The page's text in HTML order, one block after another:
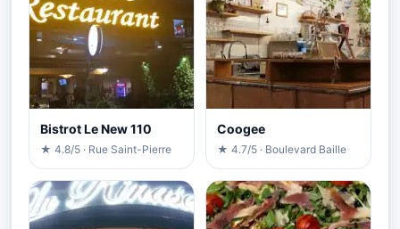
Bistrot Le New 110
★ 4.8/5 · Rue Saint-Pierre
Coogee
★ 4.7/5 · Boulevard Baille